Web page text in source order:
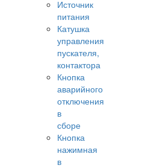
Источник
питания
Катушка
управления
пускателя,
контактора
Кнопка
аварийного
отключения
в
сборе
Кнопка
нажимная
в